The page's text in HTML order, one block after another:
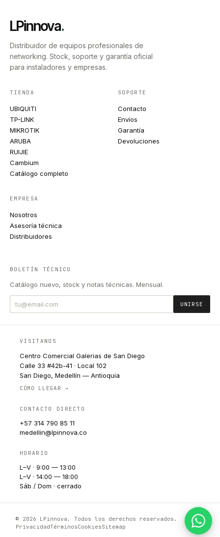
LPinnova.
Distribuidor de equipos profesionales de
networking. Stock, soporte y garantía oficial
para instaladores y empresas.
TIENDA
UBIQUITI
TP-LINK
MIKROTIK
ARUBA
RUIJIE
Cambium
Catálogo completo
SOPORTE
Contacto
Envíos
Garantía
Devoluciones
EMPRESA
Nosotros
Asesoría técnica
Distribuidores
BOLETÍN TÉCNICO
Catálogo nuevo, stock y notas técnicas. Mensual.
UNIRSE
VISITANOS
Centro Comercial Galerias de San Diego
Calle 33 #42b-41 · Local 102
San Diego, Medellín — Antioquia
CÓMO LLEGAR →
CONTACTO DIRECTO
+57 314 790 85 11
medellin@lpinnova.co
HORARIO
L–V · 9:00 — 13:00
L–V · 14:00 — 18:00
Sáb / Dom · cerrado
© 2026 LPinnova. Todos los derechos reservados.
PrivacidadTérminosCookiesSitemap